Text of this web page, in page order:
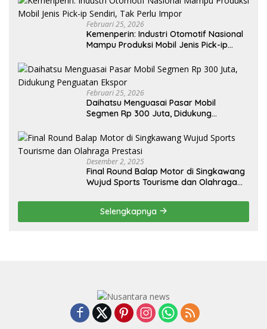
Februari 25, 2026
Kemenperin: Industri Otomotif Nasional
Mampu Produksi Mobil Jenis Pick-ip
Februari 25, 2026
Daihatsu Menguasai Pasar Mobil
Segmen Rp 300 Juta, Didukung
Desember 2, 2025
Final Round Balap Motor di Singkawang
Wujud Sports Tourisme dan Olahraga
Selengkapnya